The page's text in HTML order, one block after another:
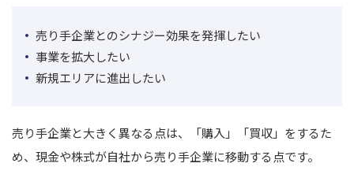
売り手企業とのシナジー効果を発揮したい
事業を拡大したい
新規エリアに進出したい
売り手企業と大きく異なる点は、「購入」「買収」をするた
め、現金や株式が自社から売り手企業に移動する点です。